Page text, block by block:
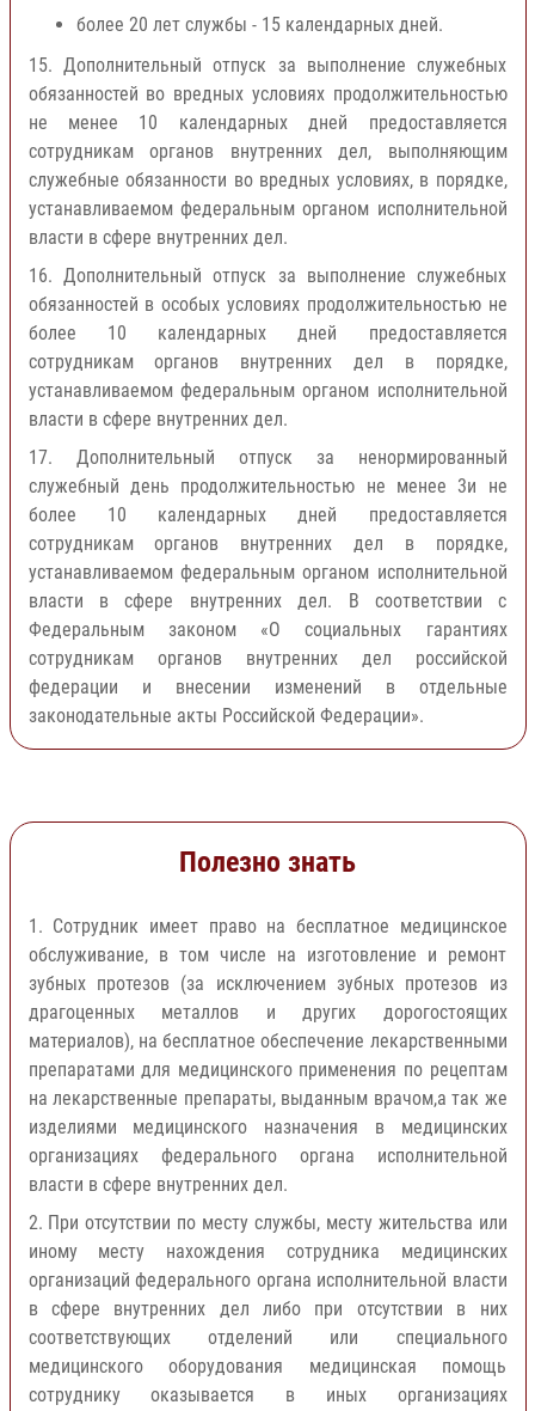
более 20 лет службы - 15 календарных дней.
15. Дополнительный отпуск за выполнение служебных
обязанностей во вредных условиях продолжительностью
не менее 10 календарных дней предоставляется
сотрудникам органов внутренних дел, выполняющим
служебные обязанности во вредных условиях, в порядке,
устанавливаемом федеральным органом исполнительной
власти в сфере внутренних дел.
16. Дополнительный отпуск за выполнение служебных
обязанностей в особых условиях продолжительностью не
более 10 календарных дней предоставляется
сотрудникам органов внутренних дел в порядке,
устанавливаемом федеральным органом исполнительной
власти в сфере внутренних дел.
17. Дополнительный отпуск за ненормированный
служебный день продолжительностью не менее 3и не
более 10 календарных дней предоставляется
сотрудникам органов внутренних дел в порядке,
устанавливаемом федеральным органом исполнительной
власти в сфере внутренних дел. В соответствии с
Федеральным законом «О социальных гарантиях
сотрудникам органов внутренних дел российской
федерации и внесении изменений в отдельные
законодательные акты Российской Федерации».
Полезно знать
1. Сотрудник имеет право на бесплатное медицинское
обслуживание, в том числе на изготовление и ремонт
зубных протезов (за исключением зубных протезов из
драгоценных металлов и других дорогостоящих
материалов), на бесплатное обеспечение лекарственными
препаратами для медицинского применения по рецептам
на лекарственные препараты, выданным врачом,а так же
изделиями медицинского назначения в медицинских
организациях федерального органа исполнительной
власти в сфере внутренних дел.
2. При отсутствии по месту службы, месту жительства или
иному месту нахождения сотрудника медицинских
организаций федерального органа исполнительной власти
в сфере внутренних дел либо при отсутствии в них
соответствующих отделений или специального
медицинского оборудования медицинская помощь
сотруднику оказывается в иных организациях